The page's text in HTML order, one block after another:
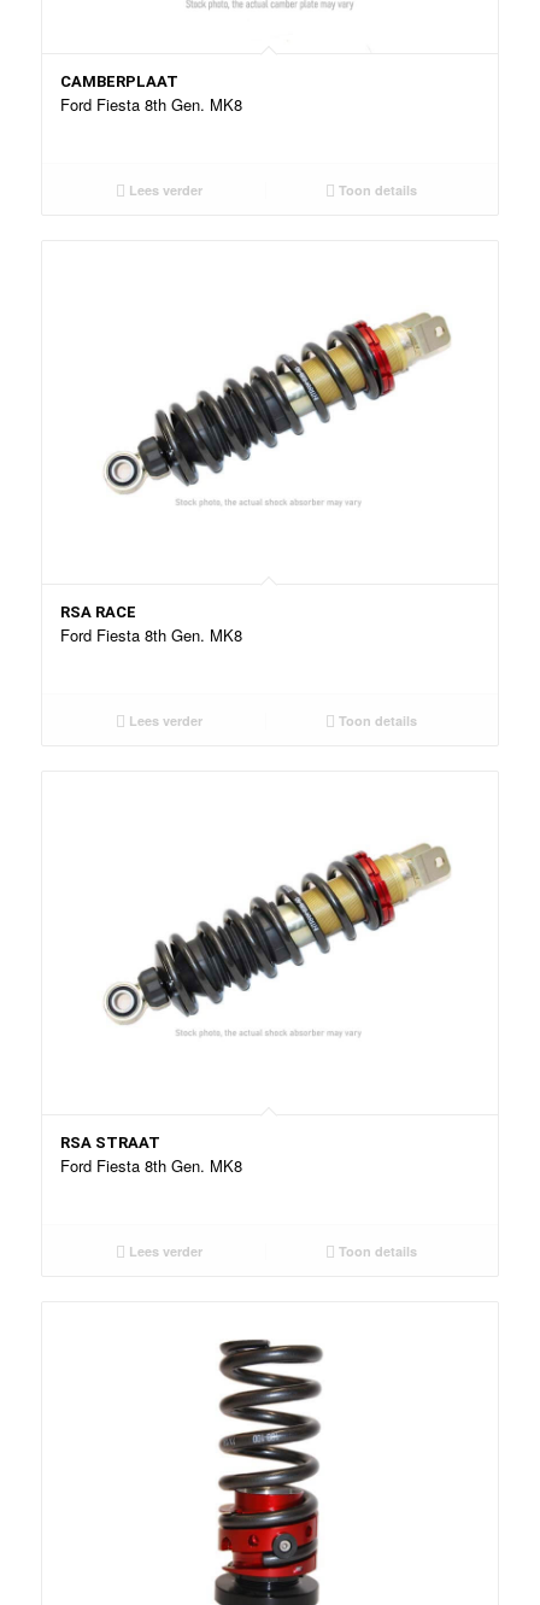
CAMBERPLAAT
Ford Fiesta 8th Gen. MK8
Lees verder Toon details
RSA RACE
Ford Fiesta 8th Gen. MK8
Lees verder Toon details
RSA STRAAT
Ford Fiesta 8th Gen. MK8
Lees verder Toon details